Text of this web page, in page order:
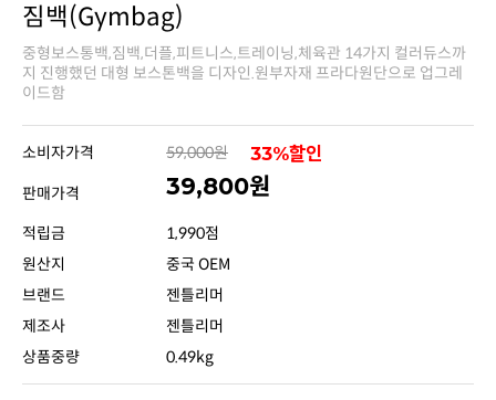
짐백(Gymbag)
이드함
소비자가격 59,000원 33%할인
판매가격 39,800원
적립금
1,990점
원산지
중국 OEM
브랜드
젠틀리머
제조사
젠틀리머
상품중량
0.49kg